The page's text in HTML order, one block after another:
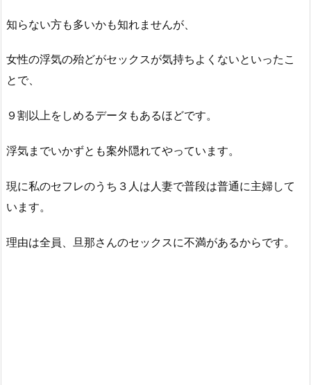
知らない方も多いかも知れませんが、
女性の浮気の殆どがセックスが気持ちよくないといったこ
とで、
９割以上をしめるデータもあるほどです。
浮気までいかずとも案外隠れてやっています。
現に私のセフレのうち３人は人妻で普段は普通に主婦して
います。
理由は全員、旦那さんのセックスに不満があるからです。